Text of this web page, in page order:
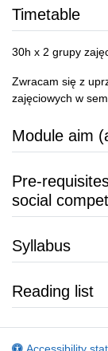
Timetable
30h x 2 grupy
Zwracam się z
zajęciowych w
Module aim
Pre-
social
Syllabus
Reading list